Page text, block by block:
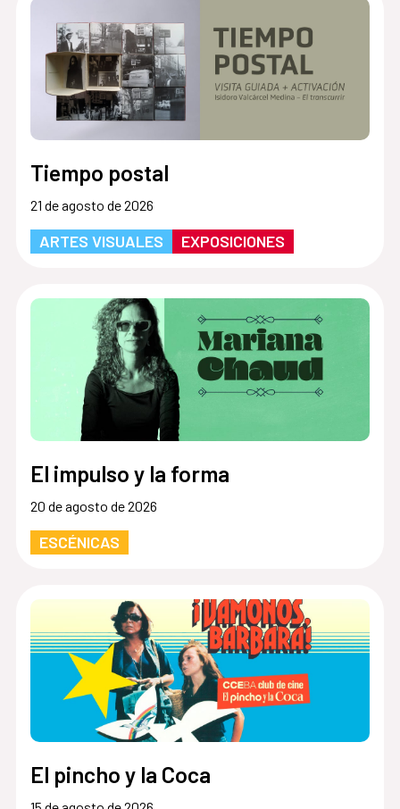
Tiempo postal
21 de agosto de 2026
ARTES VISUALES EXPOSICIONES
El impulso y la forma
20 de agosto de 2026
ESCÉNICAS
El pincho y la Coca